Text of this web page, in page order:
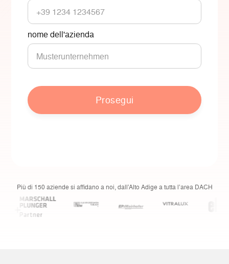
nome dell'azienda
Prosegui
Più di 150 aziende si affidano a noi, dall’Alto Adige a tutta l’area DACH